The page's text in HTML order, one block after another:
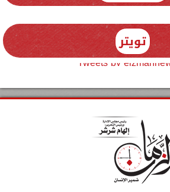
تويتر
Tweets by